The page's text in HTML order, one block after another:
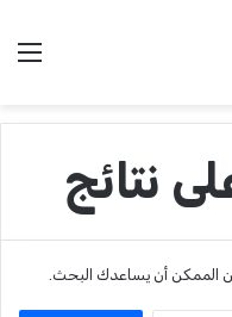
نتائج
الممكن أن يساعدك البحث.